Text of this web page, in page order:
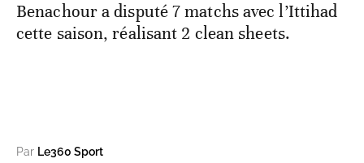
Benachour a disputé 7 matchs avec l’Ittihad
cette saison, réalisant 2 clean sheets.
Par Le360 Sport